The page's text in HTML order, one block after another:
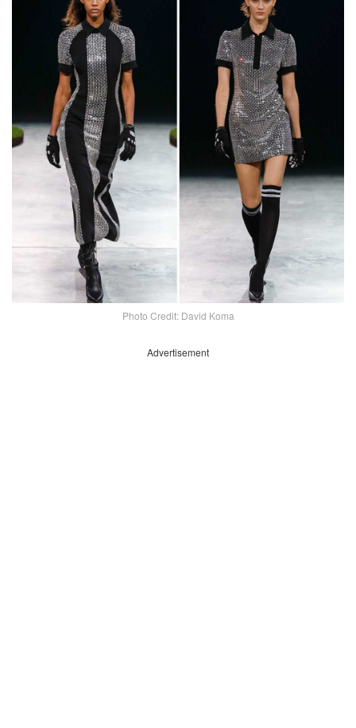
Photo Credit: David Koma
Advertisement